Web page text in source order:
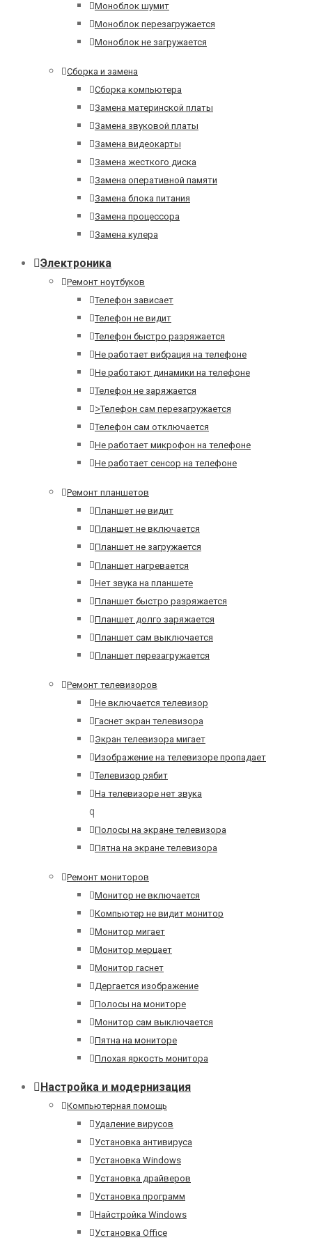
Моноблок шумит
Моноблок перезагружается
Моноблок не загружается
Сборка и замена
Сборка компьютера
Замена материнской платы
Замена звуковой платы
Замена видеокарты
Замена жесткого диска
Замена оперативной памяти
Замена блока питания
Замена процессора
Замена кулера
Электроника
Ремонт ноутбуков
Телефон зависает
Телефон не видит
Телефон быстро разряжается
Не работает вибрация на телефоне
Не работают динамики на телефоне
Телефон не заряжается
>Телефон сам перезагружается
Телефон сам отключается
Не работает микрофон на телефоне
Не работает сенсор на телефоне
Ремонт планшетов
Планшет не видит
Планшет не включается
Планшет не загружается
Планшет нагревается
Нет звука на планшете
Планшет быстро разряжается
Планшет долго заряжается
Планшет сам выключается
Планшет перезагружается
Ремонт телевизоров
Не включается телевизор
Гаснет экран телевизора
Экран телевизора мигает
Изображение на телевизоре пропадает
Телевизор рябит
На телевизоре нет звука
q
Полосы на экране телевизора
Пятна на экране телевизора
Ремонт мониторов
Монитор не включается
Компьютер не видит монитор
Монитор мигает
Монитор мерцает
Монитор гаснет
Дергается изображение
Полосы на мониторе
Монитор сам выключается
Пятна на мониторе
Плохая яркость монитора
Настройка и модернизация
Компьютерная помощь
Удаление вирусов
Установка антивируса
Установка Windows
Установка драйверов
Установка программ
Найстройка Windows
Установка Office